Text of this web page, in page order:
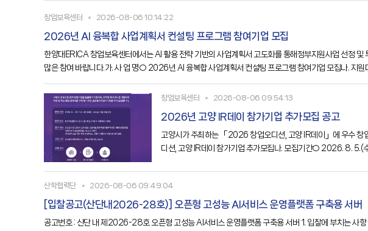
창업보육센터 2026-08-06 10:14:22
2026년 AI 융복합 사업계획서 컨설팅 프로그램 참여기업 모집
한양대ERICA 창업보육센터에서는 AI 활용 전략 기반의 사업계획서 고도화를 통해정부지원사업 선정
많은 참여 바랍니다.가. 사 업 명○ 2026년 AI 융복합 사업계획서 컨설팅 프로그램 참여기업 모집나.
창업보육센터 2026-08-06 09:54:13
2026년 고양 IR데이 참가기업 추가모집 공고
고양시가 주최하는 「2026 창업오디션, 고양 IR데이」에 우수 창
디션, 고양 IR데이 참가기업 추가모집나. 모집기간○ 2026. 8.
산학협력단 2026-08-06 09:49:04
[입찰공고(산단내2026-28호)] 오픈형 고성능 AI서비스 운영플랫폼 구축용 서버
공고번호 : 산단 내 제2026-28호 오픈형 고성능 AI서비스 운영플랫폼 구축용 서버 1. 입찰에 부치는 사항 가. 수요부서 : 한국공학대학교 공정혁신시뮬레이션센터 나. 물 품 명 : 오픈형 고성능 AI서비스 운영플랫폼 구축용 서버 다. 납품기한 : ~